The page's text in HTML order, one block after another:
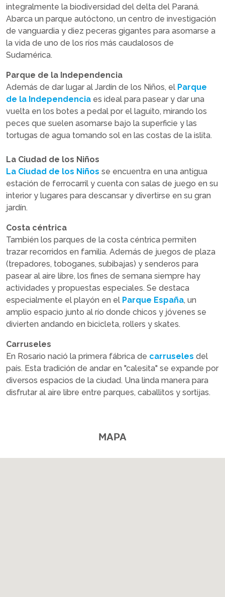
integralmente la biodiversidad del delta del Paraná.
Abarca un parque autóctono, un centro de investigación
de vanguardia y diez peceras gigantes para asomarse a
la vida de uno de los ríos más caudalosos de
Sudamérica.
Parque de la Independencia
Además de dar lugar al Jardín de los Niños, el Parque
de la Independencia es ideal para pasear y dar una
vuelta en los botes a pedal por el laguito, mirando los
peces que suelen asomarse bajo la superficie y las
tortugas de agua tomando sol en las costas de la islita.
La Ciudad de los Niños
La Ciudad de los Niños se encuentra en una antigua
estación de ferrocarril y cuenta con salas de juego en su
interior y lugares para descansar y divertirse en su gran
jardín.
Costa céntrica
También los parques de la costa céntrica permiten
trazar recorridos en familia. Además de juegos de plaza
(trepadores, toboganes, subibajas) y senderos para
pasear al aire libre, los fines de semana siempre hay
actividades y propuestas especiales. Se destaca
especialmente el playón en el Parque España, un
amplio espacio junto al río donde chicos y jóvenes se
divierten andando en bicicleta, rollers y skates.
Carruseles
En Rosario nació la primera fábrica de carruseles del
país. Esta tradición de andar en "calesita" se expande por
diversos espacios de la ciudad. Una linda manera para
disfrutar al aire libre entre parques, caballitos y sortijas.
MAPA